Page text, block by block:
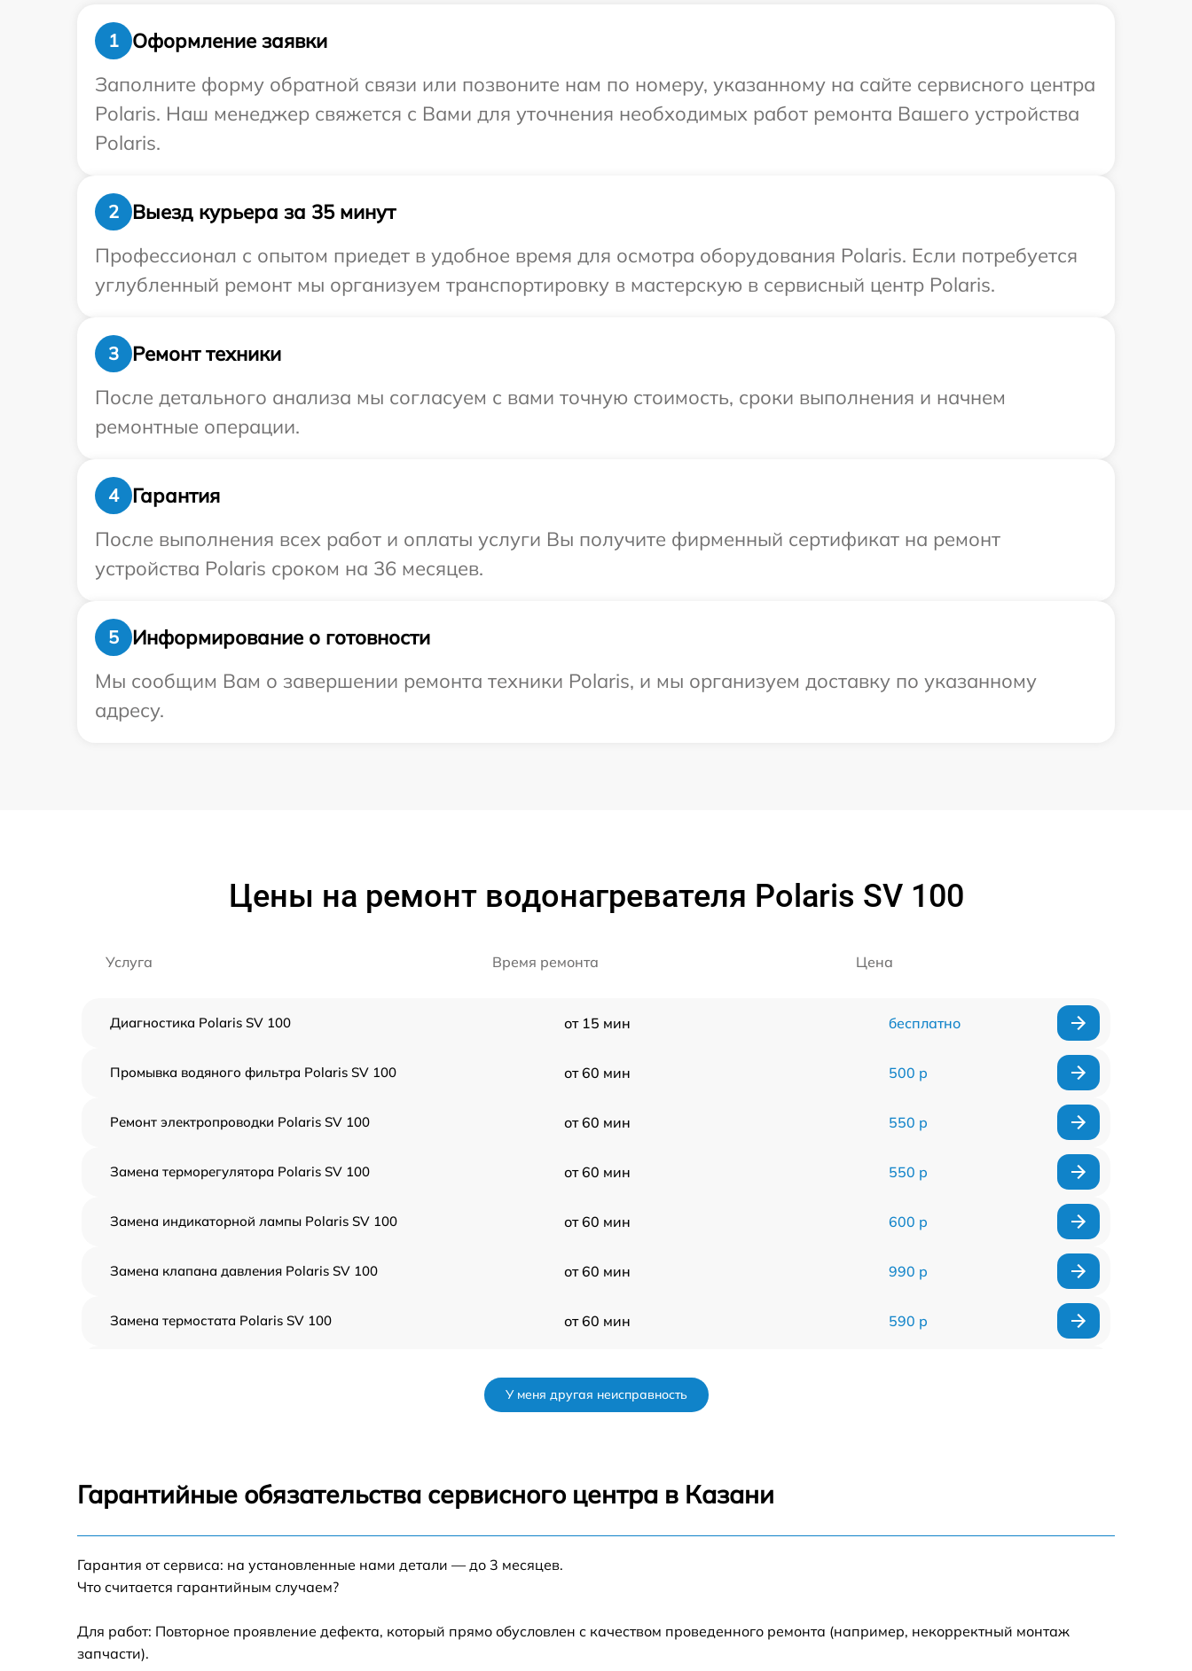
1
Оформление заявки
Заполните форму обратной связи или позвоните нам по номеру, указанному на сайте сервисного центра
Polaris. Наш менеджер свяжется с Вами для уточнения необходимых работ ремонта Вашего устройства
Polaris.
2
Выезд курьера за 35 минут
Профессионал с опытом приедет в удобное время для осмотра оборудования Polaris. Если потребуется
углубленный ремонт мы организуем транспортировку в мастерскую в сервисный центр Polaris.
3
Ремонт техники
После детального анализа мы согласуем с вами точную стоимость, сроки выполнения и начнем
ремонтные операции.
4
Гарантия
После выполнения всех работ и оплаты услуги Вы получите фирменный сертификат на ремонт
устройства Polaris сроком на 36 месяцев.
5
Информирование о готовности
Мы сообщим Вам о завершении ремонта техники Polaris, и мы организуем доставку по указанному
адресу.
Цены на ремонт водонагревателя Polaris SV 100
Услуга Время ремонта Цена
Диагностика Polaris SV 100 от 15 мин бесплатно
Промывка водяного фильтра Polaris SV 100 от 60 мин 500 р
Ремонт электропроводки Polaris SV 100 от 60 мин 550 р
Замена терморегулятора Polaris SV 100 от 60 мин 550 р
Замена индикаторной лампы Polaris SV 100 от 60 мин 600 р
Замена клапана давления Polaris SV 100 от 60 мин 990 р
Замена термостата Polaris SV 100 от 60 мин 590 р
Замена прокладки Polaris SV 100
Замена труб поступления воды Polaris SV
У меня другая неисправность
Гарантийные обязательства сервисного центра в Казани
Гарантия от сервиса: на установленные нами детали — до 3 месяцев.
Что считается гарантийным случаем?
Для работ: Повторное проявление дефекта, который прямо обусловлен с качеством проведенного ремонта (например, некорректный монтаж
запчасти).